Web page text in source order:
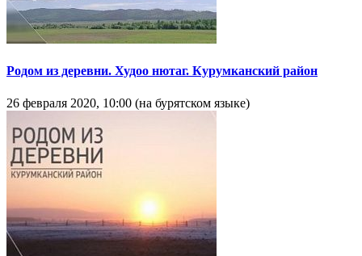
Родом из деревни. Худоо нютаг. Курумканский район
26 февраля 2020, 10:00 (на бурятском языке)